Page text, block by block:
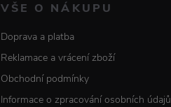
VŠE O NÁKUPU
Doprava a platba
Reklamace a vrácení zboží
Obchodní podmínky
Informace o zpracování osobních údajů